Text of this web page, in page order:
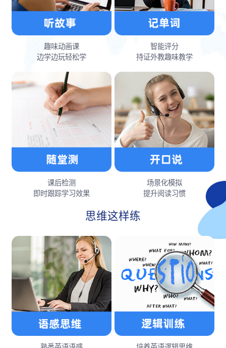
趣味动画课
边学边玩轻松学
智能评分
持证外教趣味教学
课后检测
即时跟踪学习效果
场景化模拟
提升阅读习惯
思维这样练